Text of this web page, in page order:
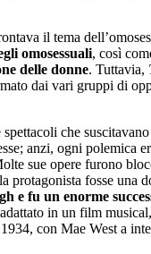
il tema
omosessuali, così
delle donne. Tuttavia,
dai vari gruppi di
che suscitavano
anzi, ogni polemica
sue opere furono
protagonista fosse una
e fu un enorme
in un film musical,
con Mae West a